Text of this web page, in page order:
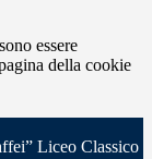
essere
della cookie
Liceo Classico